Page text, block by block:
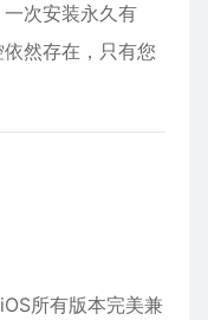
次安装永久有
然存在，只有您
所有版本完美兼